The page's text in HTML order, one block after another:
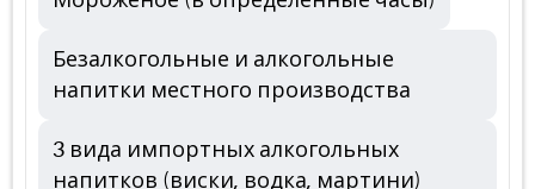
Безалкогольные и алкогольные
напитки местного производства
3 вида импортных алкогольных
напитков (виски, водка, мартини)